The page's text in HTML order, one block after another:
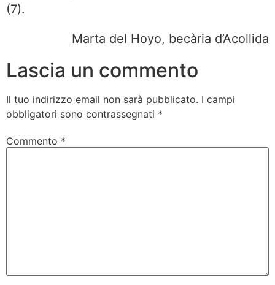
(7).
Marta del Hoyo, becària d’Acollida
Lascia un commento
Il tuo indirizzo email non sarà pubblicato. I campi
obbligatori sono contrassegnati *
Commento *